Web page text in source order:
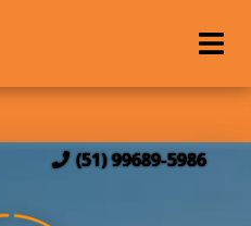
(51) 99689-5986